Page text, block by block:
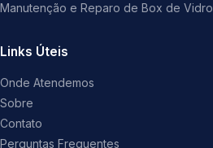
Manutenção e Reparo de Box de Vidro
Links Úteis
Onde Atendemos
Sobre
Contato
Perguntas Frequentes